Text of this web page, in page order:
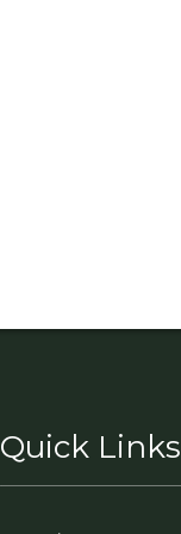
Quick Links